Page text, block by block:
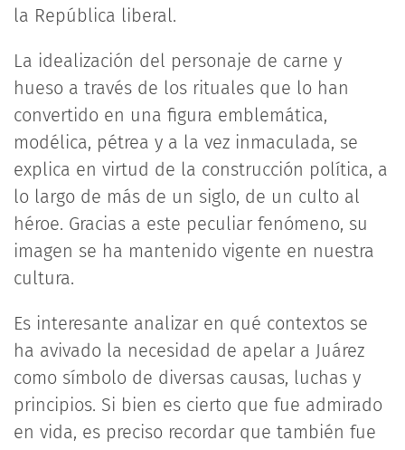
la República liberal.
La idealización del personaje de carne y
hueso a través de los rituales que lo han
convertido en una figura emblemática,
modélica, pétrea y a la vez inmaculada, se
explica en virtud de la construcción política, a
lo largo de más de un siglo, de un culto al
héroe. Gracias a este peculiar fenómeno, su
imagen se ha mantenido vigente en nuestra
cultura.
Es interesante analizar en qué contextos se
ha avivado la necesidad de apelar a Juárez
como símbolo de diversas causas, luchas y
principios. Si bien es cierto que fue admirado
en vida, es preciso recordar que también fue